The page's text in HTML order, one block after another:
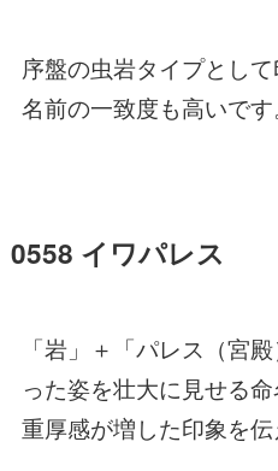
序盤の虫岩タイプとし
名前の一致度も高いです
0558 イワパレス
「岩」＋「パレス（宮
った姿を壮大に見せる
重厚感が増した印象を伝